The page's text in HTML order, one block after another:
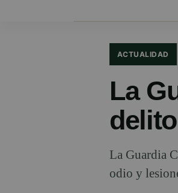
ACTUALIDAD
La
La Guardia
odio y